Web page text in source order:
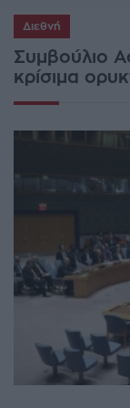
Διεθνή
Συμβούλιο
κρίσιμα